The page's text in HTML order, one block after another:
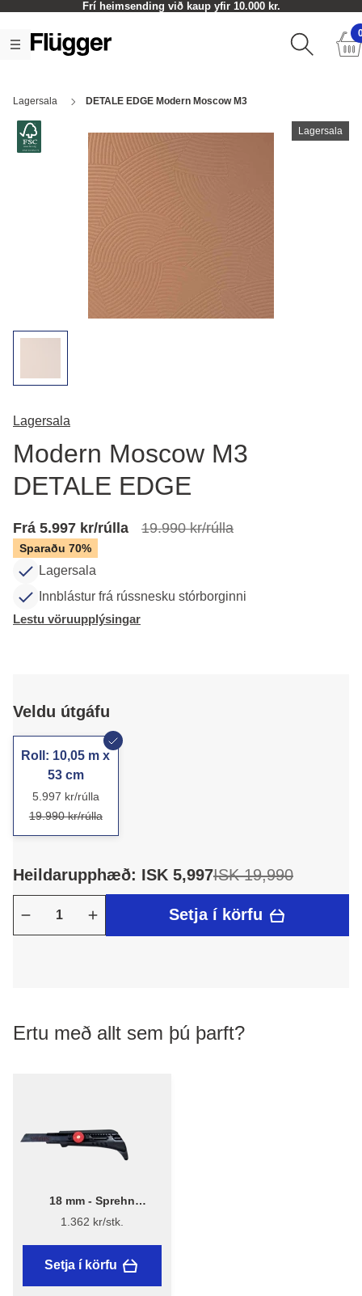
Frí heimsending við kaup yfir 10.000 kr.
Lagersala DETALE EDGE Modern Moscow M3
Lagersala
Lagersala
Modern Moscow M3
DETALE EDGE
Frá 5.997 kr/rúlla 19.990 kr/rúlla
Sparaðu 70%
Lagersala
Innblástur frá rússnesku stórborginni
Lestu vöruupplýsingar
Veldu útgáfu
Roll: 10,05 m x
53 cm
5.997 kr/rúlla
19.990 kr/rúlla
Heildarupphæð: ISK 5,997ISK 19,990
Setja í körfu
Ertu með allt sem þú þarft?
18 mm - Sprehn
Dúkahnífur 18mm
1.362 kr/stk.
Setja í körfu